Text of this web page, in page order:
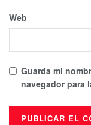
Web
Guarda mi
navegador para